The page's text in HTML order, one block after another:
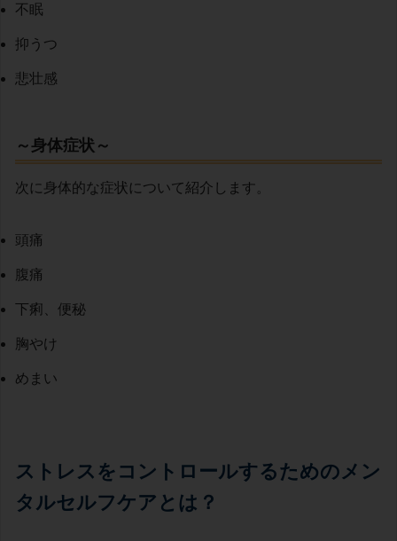
不眠
抑うつ
悲壮感
～身体症状～
次に身体的な症状について紹介します。
頭痛
腹痛
下痢、便秘
胸やけ
めまい
ストレスをコントロールするためのメン
タルセルフケアとは？